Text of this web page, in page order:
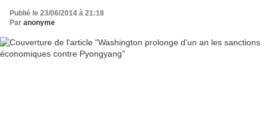
Publié le 23/06/2014 à 21:18
Par anonyme